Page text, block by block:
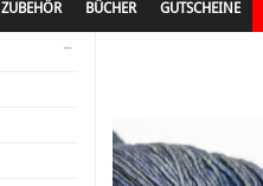
ZUBEHÖR BÜCHER GUTSCHEINE